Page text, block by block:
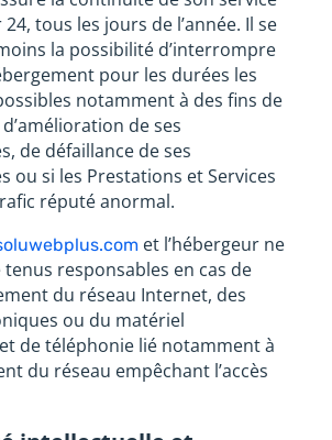
tous les jours de l’année. Il se
la possibilité d’interrompre
pour les durées les
notamment à des fins de
de ses
de défaillance de ses
ou si les Prestations et Services
réputé anormal.
et l’hébergeur ne
responsables en cas de
du réseau Internet, des
ou du matériel
de téléphonie lié notamment à
du réseau empêchant l’accès